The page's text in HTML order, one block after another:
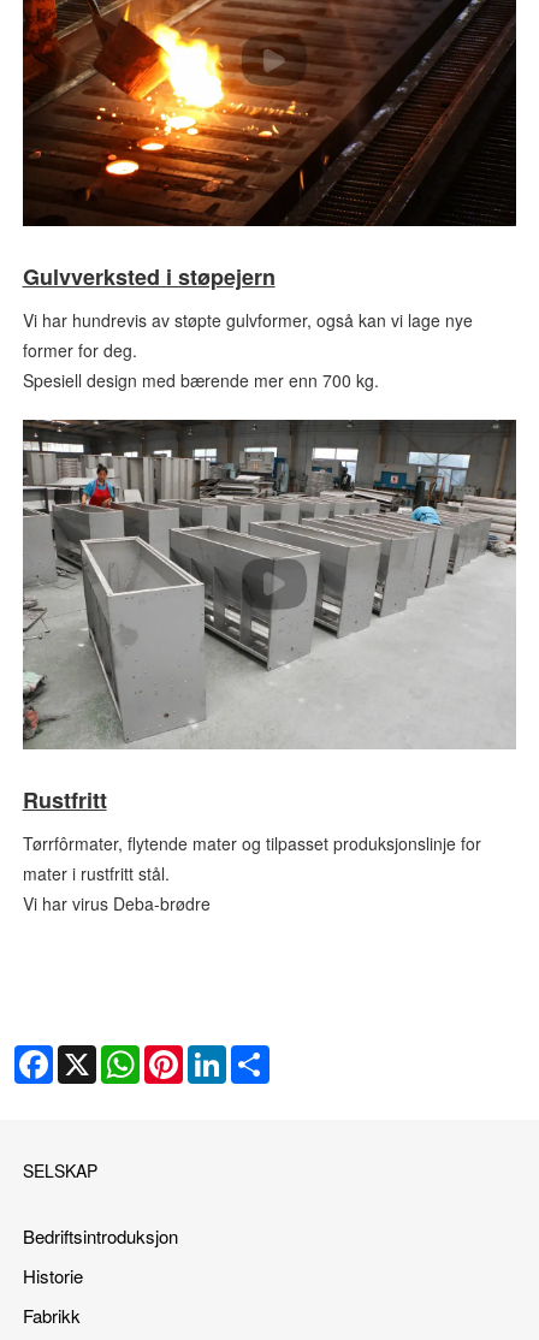
Gulvverksted i støpejern
Vi har hundrevis av støpte gulvformer, også kan vi lage nye
former for deg.
Spesiell design med bærende mer enn 700 kg.
Rustfritt
Tørrfôrmater, flytende mater og tilpasset produksjonslinje for
mater i rustfritt stål.
Vi har virus Deba-brødre
Facebook
X WhatsAppPinterestLinkedIn
SELSKAP
Bedriftsintroduksjon
Historie
Fabrikk